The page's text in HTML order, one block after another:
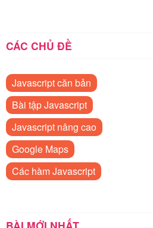
CÁC CHỦ ĐỀ
Javascript căn bản
Bài tập Javascript
Javascript nâng cao
Google Maps
Các hàm Javascript